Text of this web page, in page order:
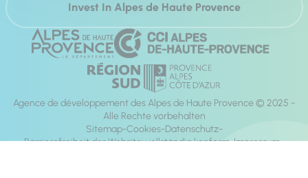
Invest In Alpes de Haute Provence
Agence de développement des Alpes de Haute Provence © 2025 -
Alle Rechte vorbehalten
Sitemap Cookies Datenschutz
Barrierefreiheit der Website: vollständig konform Impressum